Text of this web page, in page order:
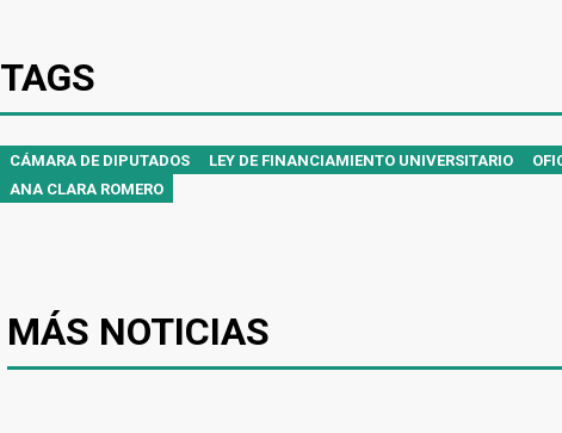
TAGS
CÁMARA DE DIPUTADOS LEY DE FINANCIAMIENTO UNIVERSITARIO
ANA CLARA ROMERO
MÁS NOTICIAS